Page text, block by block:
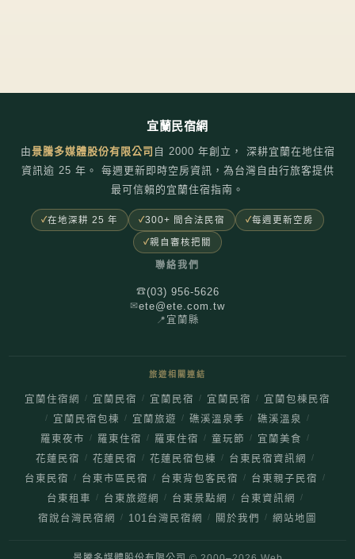
宜蘭民宿網
由景騰多媒體股份有限公司 自 2000 年創立， 深耕宜蘭在地住宿
資訊逾 25 年。 每週更新即時空房資訊，為台灣自由行旅客提供
最可信賴的宜蘭住宿指南。
在地深耕 25 年 300+ 間合法民宿 每週更新空房
親自審核把關
聯絡我們
☎(03) 956-5626
✉ete@ete.com.tw
📍 宜蘭縣
旅遊相關連結
宜蘭住宿網 / 宜蘭民宿 / 宜蘭民宿 / 宜蘭民宿 / 宜蘭包棟民宿
/ 宜蘭民宿包棟 / 宜蘭旅遊 / 礁溪溫泉季 / 礁溪溫泉 /
羅東夜市 / 羅東住宿 / 羅東住宿 / 童玩節 / 宜蘭美食 /
花蓮民宿 / 花蓮民宿 / 花蓮民宿包棟 / 台東民宿資訊網 /
台東民宿 / 台東市區民宿 / 台東背包客民宿 / 台東親子民宿 /
台東租車 / 台東旅遊網 / 台東景點網 / 台東資訊網 /
宿說台灣民宿網 / 101台灣民宿網 / 關於我們 / 網站地圖